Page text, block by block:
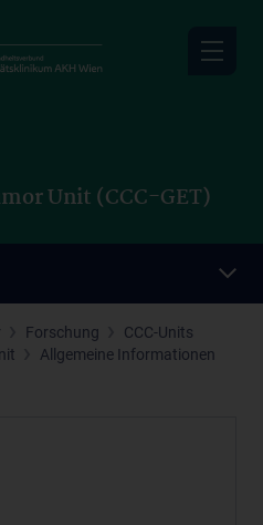
Unit (CCC-GET)
Forschung
CCC-Units
Allgemeine Informationen